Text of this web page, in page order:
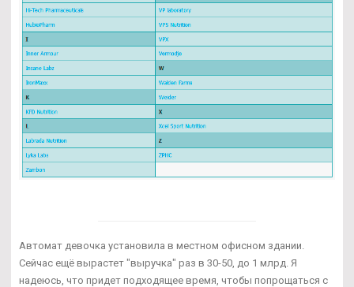
Автомат девочка установила в местном офисном здании.
Сейчас ещё вырастет "выручка" раз в 30-50, до 1 млрд. Я
надеюсь, что придет подходящее время, чтобы попрощаться с